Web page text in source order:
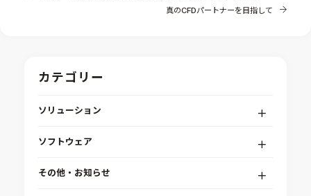
真のCFDパートナーを目指して
カテゴリー
ソリューション
組込みソフトウェア開発プラットフォーム
ソフトウェア
その他・お知らせ